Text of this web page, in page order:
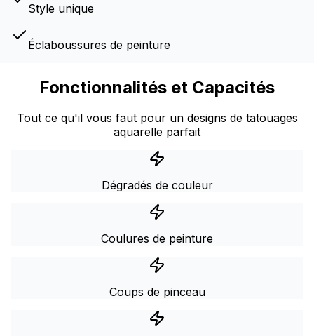
Style unique
Éclaboussures de peinture
Fonctionnalités et Capacités
Tout ce qu'il vous faut pour un designs de tatouages
aquarelle parfait
Dégradés de couleur
Coulures de peinture
Coups de pinceau